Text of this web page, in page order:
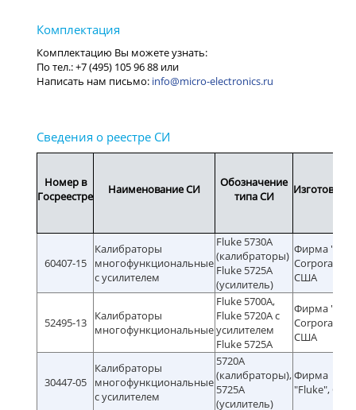
info@micro-electronics.ru
Номер в
Госреестре
Наименование СИ
Обозначение
типа СИ
60407-15
Калибраторы
многофункциональные
с усилителем
Fluke 5730А
(калибраторы)
Fluke 5725A
(усилитель)
Фирма
США
52495-13
Калибраторы
многофункциональные
Fluke 5700А,
Fluke 5720А с
усилителем
Fluke 5725A
Фирма
США
30447-05
Калибраторы
многофункциональные
с усилителем
5720A
(калибраторы),
5725A
(усилитель)
Фирма
"Fluke", США